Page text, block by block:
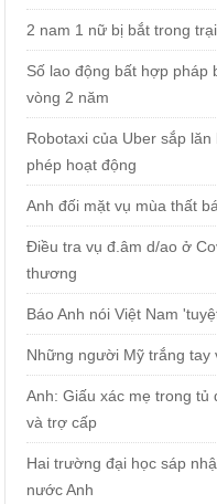
2 nam 1 nữ bị bắt trong
Số lao động bất hợp pháp
vòng 2 năm
Robotaxi của Uber sắp
phép hoạt động
Anh đối mặt vụ mùa thất
Điều tra vụ đ.âm d/ao ở
thương
Báo Anh nói Việt Nam
Những người Mỹ trắng
Anh: Giấu xác mẹ trong
và trợ cấp
Hai trường đại học sáp
nước Anh